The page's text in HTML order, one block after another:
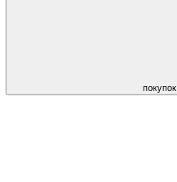
покупок